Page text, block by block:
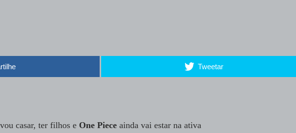
Tweetar
casar, ter filhos e One Pieceainda vai estar na ativa